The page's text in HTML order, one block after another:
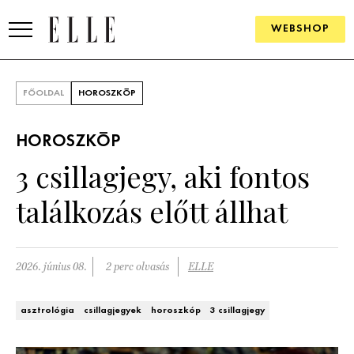
WEBSHOP
SZÉPSÉG
PSZICHÉ
ÉLETMÓD
FŐOLDAL HOROSZKÓP
HOROSZKÓP
3 csillagjegy, aki fontos
találkozás előtt állhat
2026. június 08. 2 perc olvasás ELLE
asztrológia csillagjegyek horoszkóp 3 csillagjegy